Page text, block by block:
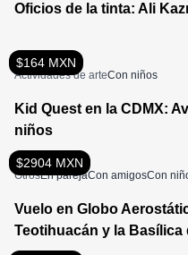
Oficios de la tinta: Ali
$164 MXN
Actividades de arteCon niños
Kid Quest en la CDMX:
niños
$2904 MXN
OtrosEn parejaCon amigosCon
Vuelo en Globo
Teotihuacán y la Basílica